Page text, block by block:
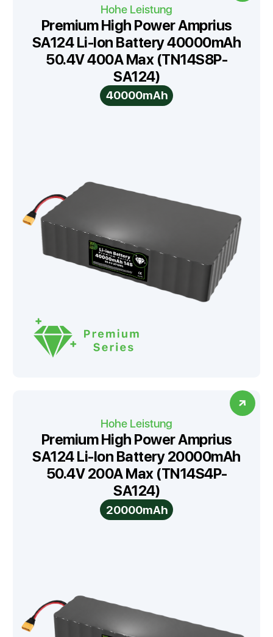
Hohe Leistung
Premium High Power Amprius
SA124 Li-Ion Battery 40000mAh
50.4V 400A Max (TN14S8P-
SA124)
40000mAh
Hohe Leistung
Premium High Power Amprius
SA124 Li-Ion Battery 20000mAh
50.4V 200A Max (TN14S4P-
SA124)
20000mAh